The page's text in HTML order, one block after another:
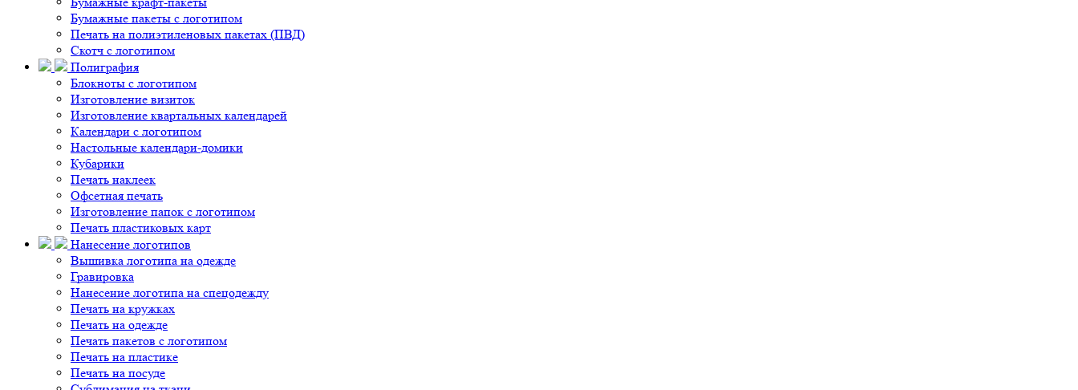
Бумажные пакеты с логотипом
Печать на полиэтиленовых пакетах (ПВД)
Скотч с логотипом
Полиграфия
Блокноты с логотипом
Изготовление визиток
Изготовление квартальных календарей
Календари с логотипом
Настольные календари-домики
Кубарики
Печать наклеек
Офсетная печать
Изготовление папок с логотипом
Печать пластиковых карт
Нанесение логотипов
Вышивка логотипа на одежде
Гравировка
Нанесение логотипа на спецодежду
Печать на кружках
Печать на одежде
Печать пакетов с логотипом
Печать на пластике
Печать на посуде